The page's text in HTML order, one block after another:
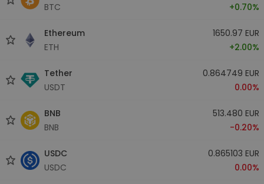
BTC
+0.70%
Ethereum
ETH
1650.97 EUR
+2.00%
Tether
USDT
0.864749 EUR
0.00%
BNB
BNB
513.480 EUR
-0.20%
USDC
USDC
0.865103 EUR
0.00%